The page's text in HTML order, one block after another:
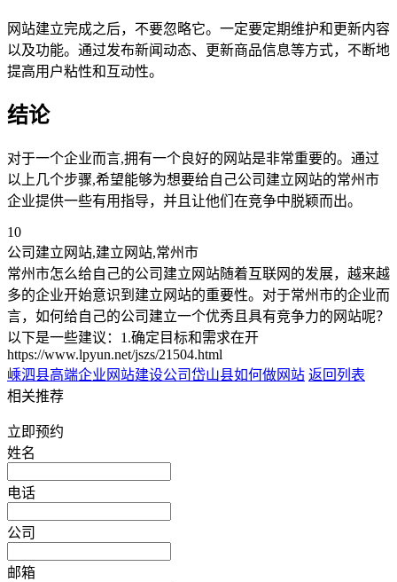
网站建立完成之后，不要忽略它。一定要定期维护和更新内容
以及功能。通过发布新闻动态、更新商品信息等方式，不断地
提高用户粘性和互动性。
结论
对于一个企业而言,拥有一个良好的网站是非常重要的。通过
以上几个步骤,希望能够为想要给自己公司建立网站的常州市
企业提供一些有用指导，并且让他们在竞争中脱颖而出。
10
公司建立网站,建立网站,常州市
常州市怎么给自己的公司建立网站随着互联网的发展，越来越
多的企业开始意识到建立网站的重要性。对于常州市的企业而
言，如何给自己的公司建立一个优秀且具有竞争力的网站呢？
以下是一些建议：1.确定目标和需求在开
https://www.lpyun.net/jszs/21504.html
嵊泗县高端企业网站建设公司岱山县如何做网站 返回列表
相关推荐
立即预约
姓名
电话
公司
邮箱